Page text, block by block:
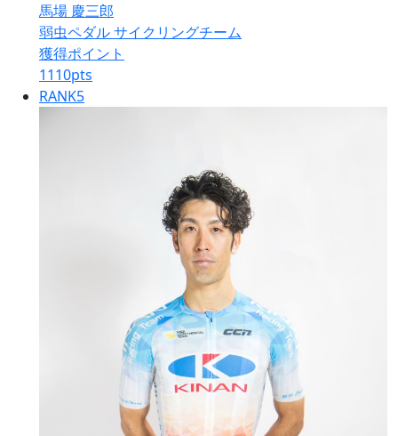
馬場 慶三郎
弱虫ペダル サイクリングチーム
獲得ポイント
1110pts
RANK5